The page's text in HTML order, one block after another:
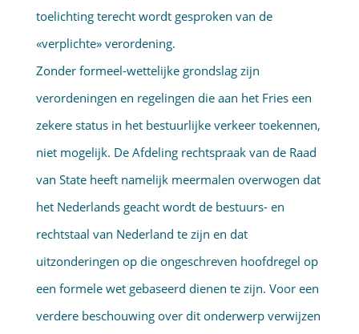
toelichting terecht wordt gesproken van de
«verplichte» verordening.
Zonder formeel-wettelijke grondslag zijn
verordeningen en regelingen die aan het Fries een
zekere status in het bestuurlijke verkeer toekennen,
niet mogelijk. De Afdeling rechtspraak van de Raad
van State heeft namelijk meermalen overwogen dat
het Nederlands geacht wordt de bestuurs- en
rechtstaal van Nederland te zijn en dat
uitzonderingen op die ongeschreven hoofdregel op
een formele wet gebaseerd dienen te zijn. Voor een
verdere beschouwing over dit onderwerp verwijzen